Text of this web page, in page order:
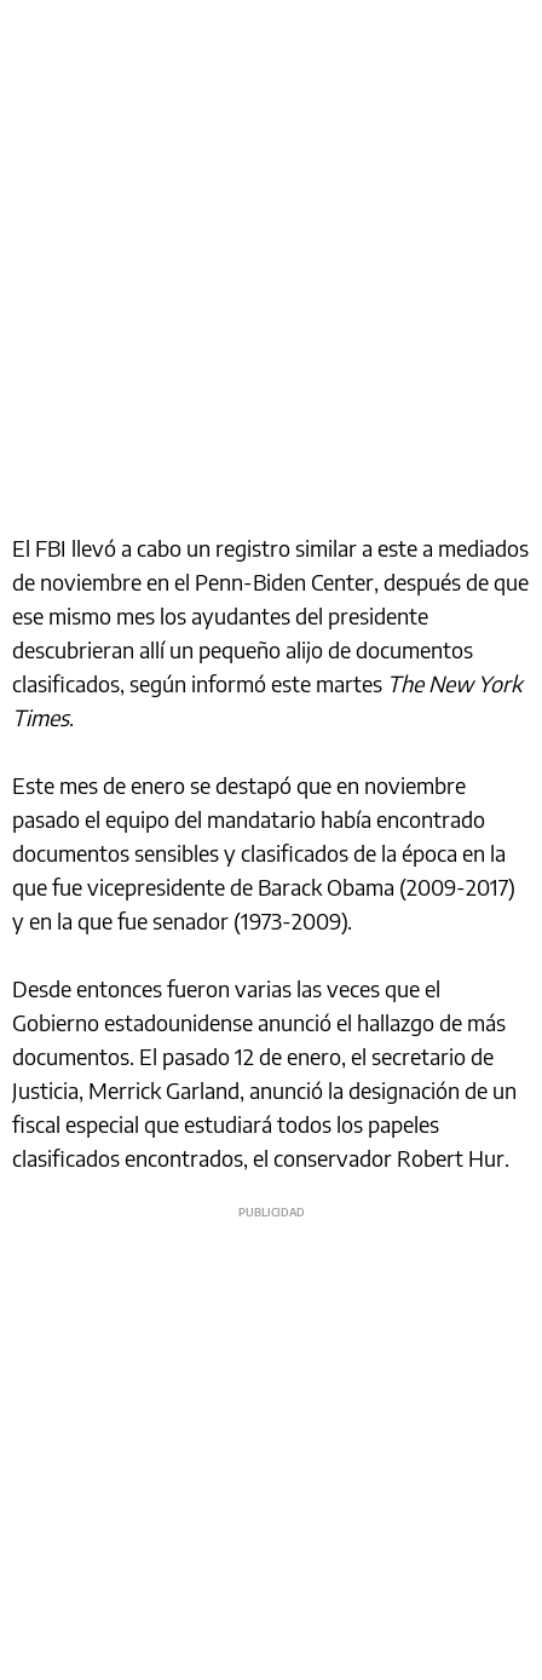
El FBI llevó a cabo un registro similar a este a mediados
de noviembre en el Penn-Biden Center, después de que
ese mismo mes los ayudantes del presidente
descubrieran allí un pequeño alijo de documentos
clasificados, según informó este martes The New York
Times.
Este mes de enero se destapó que en noviembre
pasado el equipo del mandatario había encontrado
documentos sensibles y clasificados de la época en la
que fue vicepresidente de Barack Obama (2009-2017)
y en la que fue senador (1973-2009).
Desde entonces fueron varias las veces que el
Gobierno estadounidense anunció el hallazgo de más
documentos. El pasado 12 de enero, el secretario de
Justicia, Merrick Garland, anunció la designación de un
fiscal especial que estudiará todos los papeles
clasificados encontrados, el conservador Robert Hur.